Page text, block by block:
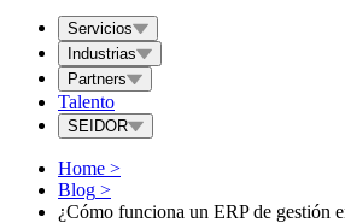
Servicios
Industrias
Partners
Talento
SEIDOR
Home >
Blog >
¿Cómo funciona un ERP de gestión